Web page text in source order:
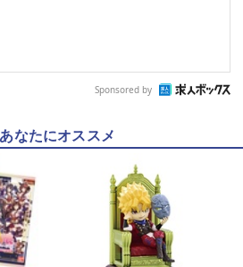
Sponsored by
なたにオススメ